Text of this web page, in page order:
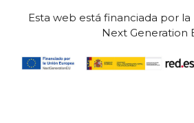
Esta web está financiada por
Next Generation